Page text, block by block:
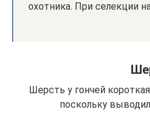
охотника. При селекции
Шерсть у гончей
поскольку